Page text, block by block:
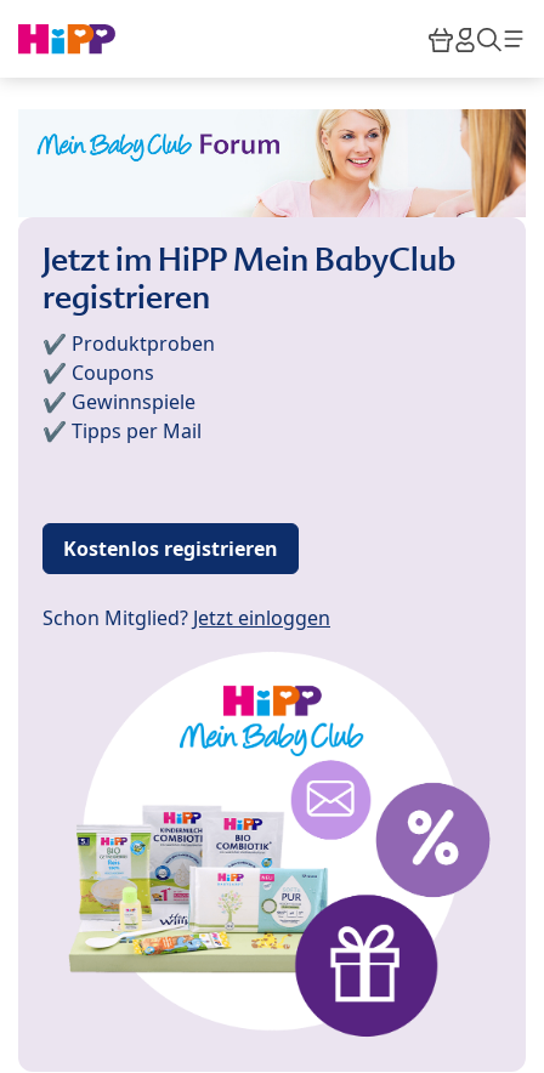
HiPP
Jetzt im HiPP Mein BabyClub
registrieren
✔️ Produktproben
✔️ Coupons
✔️ Gewinnspiele
✔️ Tipps per Mail
Kostenlos registrieren
Schon Mitglied? Jetzt einloggen